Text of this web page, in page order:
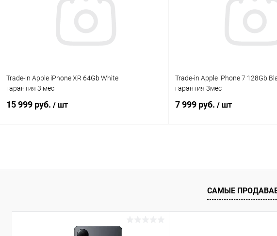
Trade-in Apple iPhone XR 64Gb White
гарантия 3 мес
15 999 руб. / шт
К сравнению
Trade-in Apple iPhone 7 128Gb
гарантия 3мес
7 999 руб. / шт
К
В избранное
САМЫЕ